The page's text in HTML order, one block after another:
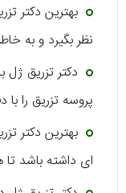
بهترین دکتر
نظر بگیرد و به
دکتر تزریق ژل
پروسه تزریق را
بهترین دکتر
ای داشته باشد تا